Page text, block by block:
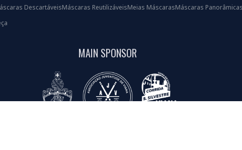
DescartáveisMáscaras ReutilizáveisMeias MáscarasMáscaras Panorâmicas
MAIN SPONSOR